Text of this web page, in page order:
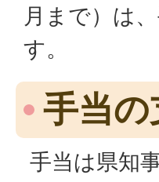
月まで）は
す。
手当の
手当は県知